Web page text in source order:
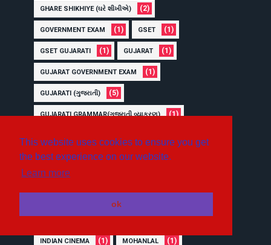
This website uses cookies to ensure you get
the best experience on our website.
Learn more
ok
GHARE SHIKHIYE (ઘરે શીખીએ) (2)
GOVERNMENT EXAM (1) GSET (1)
GSET GUJARATI (1) GUJARAT (1)
GUJARAT GOVERNMENT EXAM (1)
GUJARATI (ગુજરાતી) (5)
GUJARATI GRAMMAR(ગુજરાતી વ્યાકરણ) (1)
GUJARATI RUDHIPRAYOGO (1)
GUJARATI SAHITYA (ગુજરાતી કવિ/લેખક)
INDIAN CINEMA (1) MOHANLAL (1)